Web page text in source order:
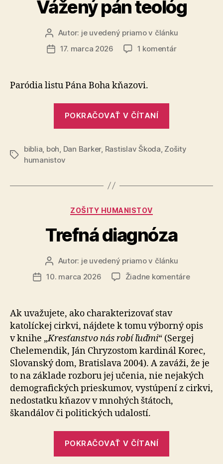
vedieť“
Vážený pán teológ
Autor
článku
Autor: je uvedený priamo v článku
Dátum
17. marca 2026 1 komentárna
Paródia listu Pána Boha kňazovi.
POKRAČOVAŤ V ČÍTANÍ
Značky
biblia boh Dan Barker, Rastislav Škoda Zošity
humanistov
Kategórie
ZOŠITY HUMANISTOV
Trefná diagnóza
Autor
článku
Autor: je uvedený priamo v článku
Dátum
10. marca 2026 Žiadne komentárena
Ak uvažujete, ako charakterizovať stav
katolíckej cirkvi, nájdete k tomu výborný opis
v knihe „Kresťanstvo nás robí ľuďmi“ (Sergej
Chelemendik, Ján Chryzostom kar­di­nál Korec,
Slovanský dom, Bratislava 2004). A zaváži, že je
to na základe rozboru jej učenia, nie nejakých
de­mo­gra­fic­kých prieskumov, vystúpení z cirkvi,
nedostatku kňa­zov v mnohých štátoch,
škandálov či politických udalostí.
POKRAČOVAŤ V ČÍTANÍ